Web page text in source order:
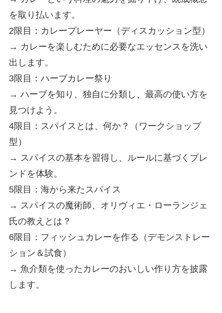
を取り払います。
2限目：カレープレーヤー（ディスカッション型）
→ カレーを楽しむために必要なエッセンスを洗い
出します。
3限目：ハーブカレー祭り
→ ハーブを知り、独自に分類し、最高の使い方を
見つけよう。
4限目：スパイスとは、何か？（ワークショップ
型）
→ スパイスの基本を習得し、ルールに基づくブレ
ンドを体験。
5限目：海から来たスパイス
→ スパイスの魔術師、オリヴィエ・ローランジェ
氏の教えとは？
6限目：フィッシュカレーを作る（デモンストレー
ション＆試食）
→ 魚介類を使ったカレーのおいしい作り方を披露
します。